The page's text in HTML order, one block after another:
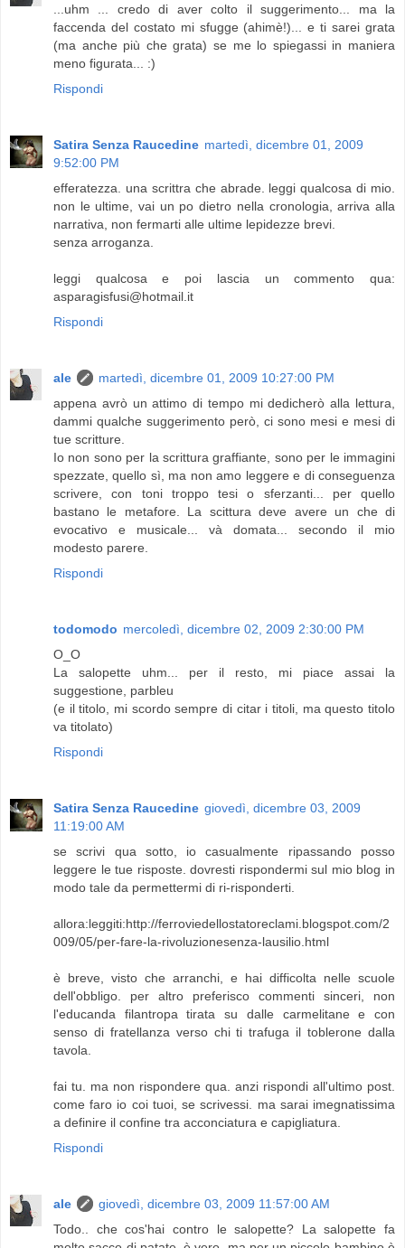
...uhm ... credo di aver colto il suggerimento... ma la
faccenda del costato mi sfugge (ahimè!)... e ti sarei grata
(ma anche più che grata) se me lo spiegassi in maniera
meno figurata... :)
Rispondi
Satira Senza Raucedine martedì, dicembre 01, 2009
9:52:00 PM
efferatezza. una scrittra che abrade. leggi qualcosa di mio.
non le ultime, vai un po dietro nella cronologia, arriva alla
narrativa, non fermarti alle ultime lepidezze brevi.
senza arroganza.
leggi qualcosa e poi lascia un commento qua:
asparagisfusi@hotmail.it
Rispondi
ale
martedì, dicembre 01, 2009 10:27:00 PM
appena avrò un attimo di tempo mi dedicherò alla lettura,
dammi qualche suggerimento però, ci sono mesi e mesi di
tue scritture.
Io non sono per la scrittura graffiante, sono per le immagini
spezzate, quello sì, ma non amo leggere e di conseguenza
scrivere, con toni troppo tesi o sferzanti... per quello
bastano le metafore. La scittura deve avere un che di
evocativo e musicale... và domata... secondo il mio
modesto parere.
Rispondi
todomodo mercoledì, dicembre 02, 2009 2:30:00 PM
O_O
La salopette uhm... per il resto, mi piace assai la
suggestione, parbleu
(e il titolo, mi scordo sempre di citar i titoli, ma questo titolo
va titolato)
Rispondi
Satira Senza Raucedine giovedì, dicembre 03, 2009
11:19:00 AM
se scrivi qua sotto, io casualmente ripassando posso
leggere le tue risposte. dovresti rispondermi sul mio blog in
modo tale da permettermi di ri-risponderti.
allora:leggiti:http://ferroviedellostatoreclami.blogspot.com/2
009/05/per-fare-la-rivoluzionesenza-lausilio.html
è breve, visto che arranchi, e hai difficolta nelle scuole
dell'obbligo. per altro preferisco commenti sinceri, non
l'educanda filantropa tirata su dalle carmelitane e con
senso di fratellanza verso chi ti trafuga il toblerone dalla
tavola.
fai tu. ma non rispondere qua. anzi rispondi all'ultimo post.
come faro io coi tuoi, se scrivessi. ma sarai imegnatissima
a definire il confine tra acconciatura e capigliatura.
Rispondi
ale
giovedì, dicembre 03, 2009 11:57:00 AM
Todo.. che cos'hai contro le salopette? La salopette fa